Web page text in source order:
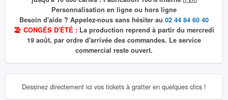
Personnalisation en ligne ou hors ligne
Besoin d'aide ? Appelez-nous sans hésiter au 02 44 84 60 40
🏖️ CONGÉS D'ÉTÉ : La production reprend à partir du mercredi
19 août, par ordre d'arrivée des commandes. Le service
commercial reste ouvert.
Dessinez directement ici vos tickets à gratter en quelques clics !